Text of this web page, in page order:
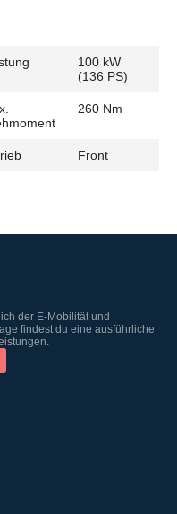
100 kW
(136 PS)
260 Nm
Front
der E-Mobilität und
findest du eine ausführliche